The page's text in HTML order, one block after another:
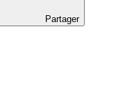
Partager